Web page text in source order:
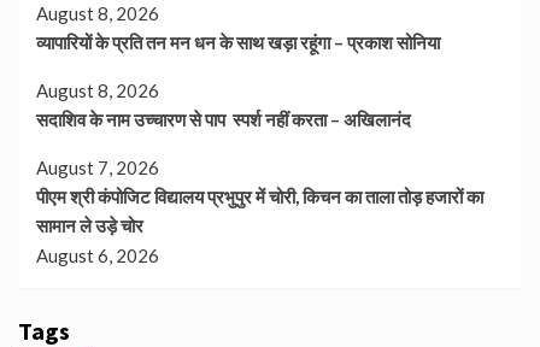
August 8, 2026
व्यापारियों के प्रति तन मन धन के साथ खड़ा रहूंगा – प्रकाश सोनिया
August 8, 2026
सदाशिव के नाम उच्चारण से पाप स्पर्श नहीं करता – अखिलानंद
August 7, 2026
पीएम श्री कंपोजिट विद्यालय प्रभुपुर में चोरी, किचन का ताला तोड़ हजारों का
सामान ले उड़े चोर
August 6, 2026
Tags